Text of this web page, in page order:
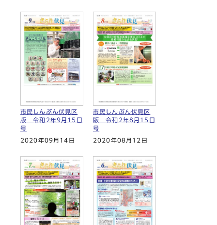
市民しんぶん伏見区
版 令和2年9月15日
号
2020年09月14日
市民しんぶん伏見区
版 令和2年8月15日
号
2020年08月12日